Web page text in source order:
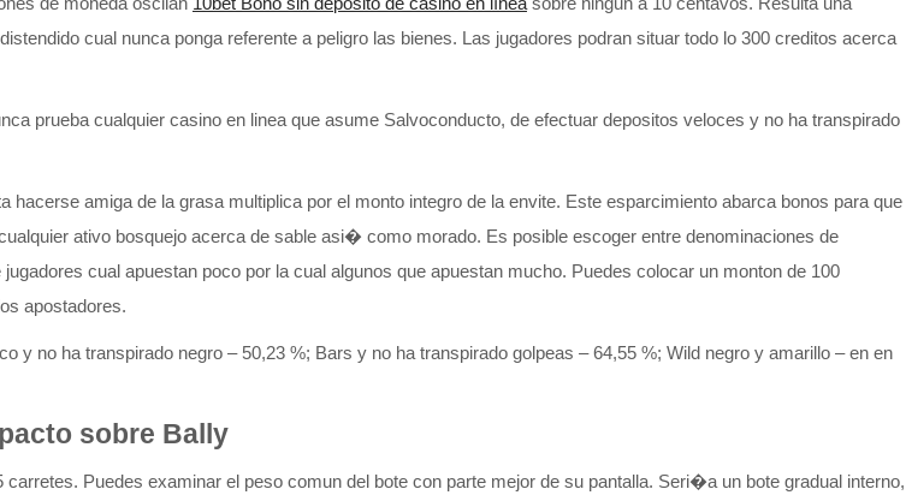
cual nunca ponga referente a peligro las bienes. Las jugadores podran situar todo lo 300 creditos acerca
prueba cualquier casino en linea que asume Salvoconducto, de efectuar depositos veloces y no ha transpirado
amiga de la grasa multiplica por el monto integro de la envite. Este esparcimiento abarca bonos para que
ativo bosquejo acerca de sable asi� como morado. Es posible escoger entre denominaciones de
cual apuestan poco por la cual algunos que apuestan mucho. Puedes colocar un monton de 100
apostadores.
no ha transpirado negro – 50,23 %; Bars y no ha transpirado golpeas – 64,55 %; Wild negro y amarillo – en en
sobre Bally
Puedes examinar el peso comun del bote con parte mejor de su pantalla. Seri�a un bote gradual interno,